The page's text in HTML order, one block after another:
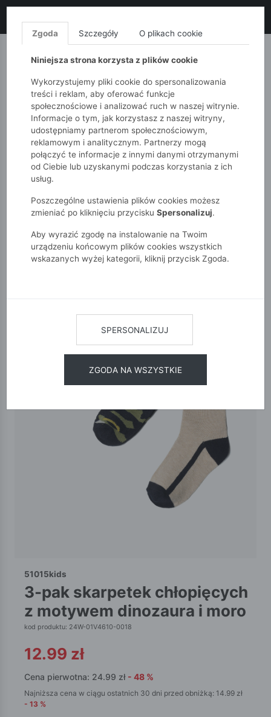
MONNARI QUIOSQUE
51015kids
Chłopcy 2-7 lat
3-pak skarpetek chłopięcych z motywem dinozaura i moro
51015kids
3-pak skarpetek chłopięcych
z motywem dinozaura i moro
kod produktu: 24W-01V4610-0018
12.99 zł
Cena pierwotna: 24.99 zł - 48 %
Najniższa cena w ciągu ostatnich 30 dni przed obniżką: 14.99 zł
- 13 %
Zgoda Szczegóły O plikach cookie
Niniejsza strona korzysta z plików cookie
Wykorzystujemy pliki cookie do spersonalizowania
treści i reklam, aby oferować funkcje
społecznościowe i analizować ruch w naszej witrynie.
Informacje o tym, jak korzystasz z naszej witryny,
udostępniamy partnerom społecznościowym,
reklamowym i analitycznym. Partnerzy mogą
połączyć te informacje z innymi danymi otrzymanymi
od Ciebie lub uzyskanymi podczas korzystania z ich
usług.
Poszczególne ustawienia plików cookies możesz
zmieniać po kliknięciu przycisku Spersonalizuj.
Aby wyrazić zgodę na instalowanie na Twoim
urządzeniu końcowym plików cookies wszystkich
wskazanych wyżej kategorii, kliknij przycisk Zgoda.
SPERSONALIZUJ
ZGODA NA WSZYSTKIE